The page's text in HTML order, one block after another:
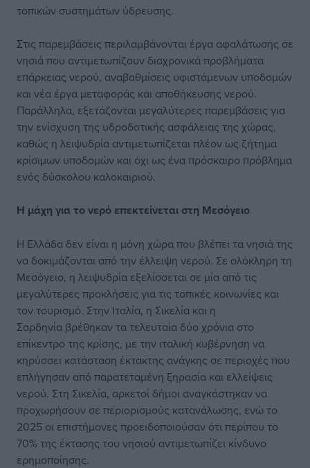
τοπικών συστημάτων ύδρευσης.
Στις παρεμβάσεις περιλαμβάνονται έργα αφαλάτωσης σε
νησιά που αντιμετωπίζουν διαχρονικά προβλήματα
επάρκειας νερού, αναβαθμίσεις υφιστάμενων υποδομών
και νέα έργα μεταφοράς και αποθήκευσης νερού.
Παράλληλα, εξετάζονται μεγαλύτερες παρεμβάσεις για
την ενίσχυση της υδροδοτικής ασφάλειας της χώρας,
καθώς η λειψυδρία αντιμετωπίζεται πλέον ως ζήτημα
κρίσιμων υποδομών και όχι ως ένα πρόσκαιρο πρόβλημα
ενός δύσκολου καλοκαιριού.
Η μάχη για το νερό επεκτείνεται στη Μεσόγειο
Η Ελλάδα δεν είναι η μόνη χώρα που βλέπει τα νησιά της
να δοκιμάζονται από την έλλειψη νερού. Σε ολόκληρη τη
Μεσόγειο, η λειψυδρία εξελίσσεται σε μία από τις
μεγαλύτερες προκλήσεις για τις τοπικές κοινωνίες και
τον τουρισμό. Στην Ιταλία, η Σικελία και η
Σαρδηνία βρέθηκαν τα τελευταία δύο χρόνια στο
επίκεντρο της κρίσης, με την ιταλική κυβέρνηση να
κηρύσσει κατάσταση έκτακτης ανάγκης σε περιοχές που
επλήγησαν από παρατεταμένη ξηρασία και ελλείψεις
νερού. Στη Σικελία, αρκετοί δήμοι αναγκάστηκαν να
προχωρήσουν σε περιορισμούς κατανάλωσης, ενώ το
2025 οι επιστήμονες προειδοποιούσαν ότι περίπου το
70% της έκτασης του νησιού αντιμετωπίζει κίνδυνο
ερημοποίησης.